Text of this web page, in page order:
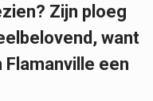
Zijn ploeg
want
een